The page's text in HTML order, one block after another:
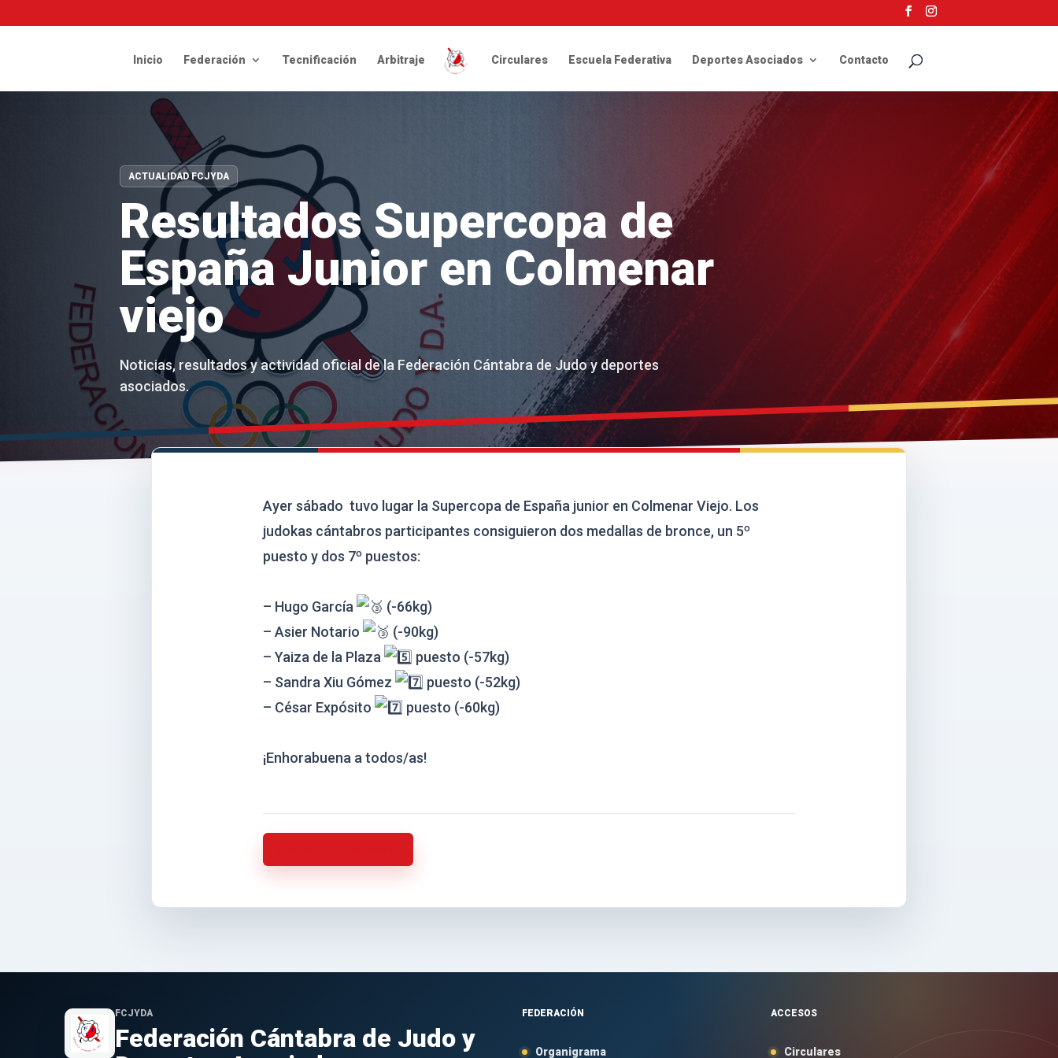
Inicio Federación Tecnificación Arbitraje Circulares Escuela Federativa Deportes Asociados Contacto
ACTUALIDAD FCJYDA
Resultados Supercopa de
España Junior en Colmenar
viejo
Noticias, resultados y actividad oficial de la Federación Cántabra de Judo y deportes
asociados.
Ayer sábado tuvo lugar la Supercopa de España junior en Colmenar Viejo. Los
judokas cántabros participantes consiguieron dos medallas de bronce, un 5º
puesto y dos 7º puestos:
– Hugo García
(-66kg)
– Asier Notario
(-90kg)
– Yaiza de la Plaza
puesto (-57kg)
– Sandra Xiu Gómez
puesto (-52kg)
– César Expósito
puesto (-60kg)
¡Enhorabuena a todos/as!
FCJYDA
Federación Cántabra de Judo y
FEDERACIÓN
Organigrama
ACCESOS
Circulares